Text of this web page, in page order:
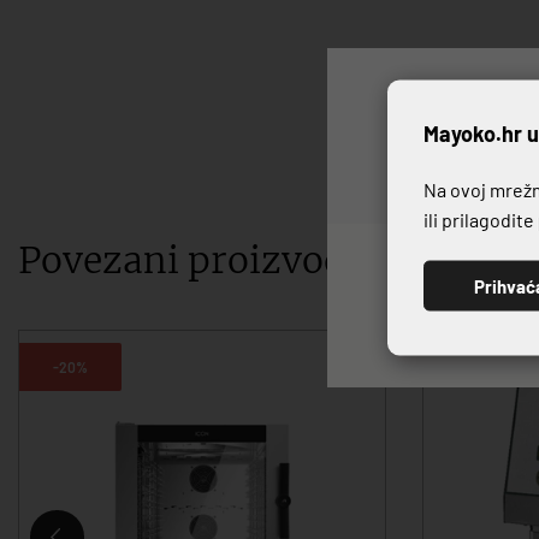
Povezani proizvodi
-20%
Mayoko.hr
Na ovoj
ili prilagodite